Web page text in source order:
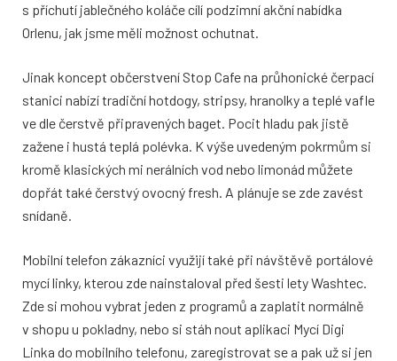
s příchutí jablečného koláče cílí podzimní akční nabídka
Orlenu, jak jsme měli možnost ochutnat.
Jinak koncept občerstvení Stop Cafe na průhonické čerpací
stanici nabízí tradiční hotdogy, stripsy, hranolky a teplé vafle
ve dle čerstvě připravených baget. Pocit hladu pak jistě
zažene i hustá teplá polévka. K výše uvedeným pokrmům si
kromě klasických mi nerálních vod nebo limonád můžete
dopřát také čerstvý ovocný fresh. A plánuje se zde zavést
snídaně.
Mobilní telefon zákazníci využijí také při návštěvě portálové
mycí linky, kterou zde nainstaloval před šesti lety Washtec.
Zde si mohou vybrat jeden z programů a zaplatit normálně
v shopu u pokladny, nebo si stáh nout aplikaci Mycí Digi
Linka do mobilního telefonu, zaregistrovat se a pak už si jen